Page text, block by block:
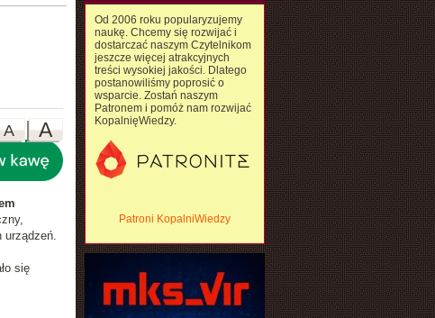
A
A
urządzeń.
się
Od 2006 roku popularyzujemy
naukę. Chcemy się rozwijać i
dostarczać naszym Czytelnikom
jeszcze więcej atrakcyjnych
treści wysokiej jakości. Dlatego
postanowiliśmy poprosić o
wsparcie. Zostań naszym
Patronem i pomóż nam rozwijać
KopalnięWiedzy.
Patroni KopalniWiedzy